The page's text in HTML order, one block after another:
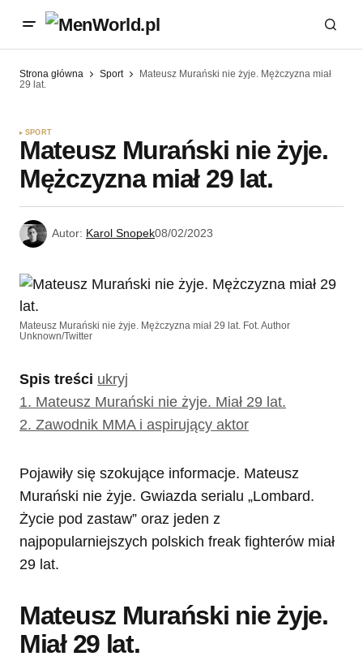
Strona główna Sport
Mateusz Murański nie żyje. Mężczyzna miał
29 lat.
SPORT
Mateusz Murański nie żyje.
Mężczyzna miał 29 lat.
Autor: Karol Snopek08/02/2023
Mateusz Murański nie żyje. Mężczyzna miał 29 lat. Fot. Author
Unknown/Twitter
Spis treści ukryj
1. Mateusz Murański nie żyje. Miał 29 lat.
2. Zawodnik MMA i aspirujący aktor
Pojawiły się szokujące informacje. Mateusz
Murański nie żyje. Gwiazda serialu „Lombard.
Życie pod zastaw” oraz jeden z
najpopularniejszych polskich freak fighterów miał
29 lat.
Mateusz Murański nie żyje.
Miał 29 lat.